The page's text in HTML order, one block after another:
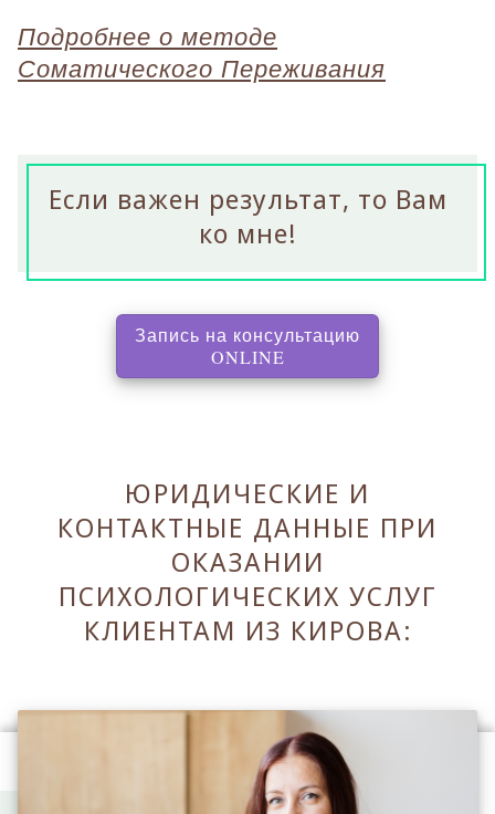
Подробнее о методе
Соматического Переживания
Если важен результат, то Вам
ко мне!
Запись на консультацию
ONLINE, перенаправляет на
ЮРИДИЧЕСКИЕ И
КОНТАКТНЫЕ ДАННЫЕ ПРИ
ОКАЗАНИИ
ПСИХОЛОГИЧЕСКИХ УСЛУГ
КЛИЕНТАМ ИЗ КИРОВА:
Оставаясь на сайте Вы принимаете его
Принять Правила и закрыть ✖